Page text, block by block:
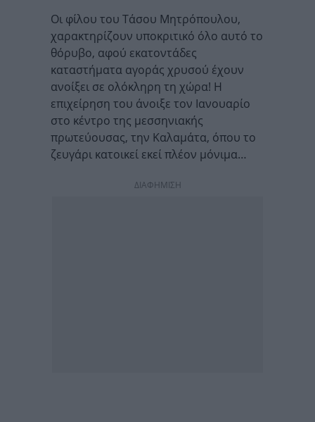
Οι φίλου του Τάσου Μητρόπουλου,
χαρακτηρίζουν υποκριτικό όλο αυτό το
θόρυβο, αφού εκατοντάδες
καταστήματα αγοράς χρυσού έχουν
ανοίξει σε ολόκληρη τη χώρα! Η
επιχείρηση του άνοιξε τον Ιανουαρίο
στο κέντρο της μεσσηνιακής
πρωτεύουσας, την Καλαμάτα, όπου το
ζευγάρι κατοικεί εκεί πλέον μόνιμα…
ΔΙΑΦΗΜΙΣΗ